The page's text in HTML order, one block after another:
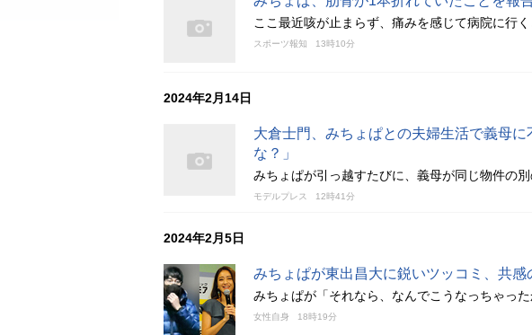
ここ最近咳が止まらず、痛みを感じて病院に行
スポーツ報知 13時10分
2024年2月14日
大倉士門、みちょぱとの夫婦生活で義母
な？」
みちょぱが引っ越すたびに、義母が同じ物件の
モデルプレス 12時41分
2024年2月5日
みちょぱが東出昌大に鋭いツッコミ、共感
みちょぱが「それなら、なんでこうなっちゃっ
女性自身 18時19分